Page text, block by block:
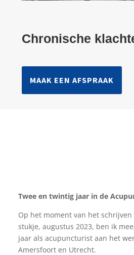
Chronische
MAAK EEN AFSPRAAK
Twee en twintig jaar in de
Op het moment van het
stukje, augustus 2023, ben ik
jaar als acupuncturist aan het
Amersfoort en Utrecht.